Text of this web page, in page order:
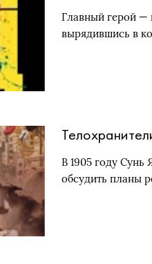
Главный герой —
вырядившись в
В 1905 году Сунь
обсудить планы